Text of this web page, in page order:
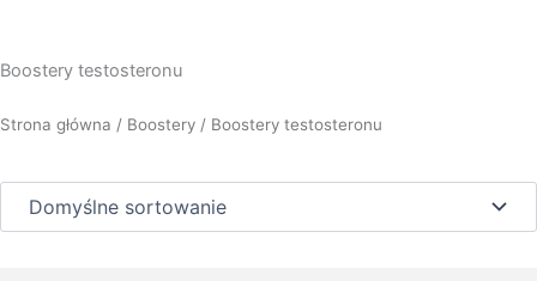
Boostery testosteronu
Strona główna / Boostery / Boostery testosteronu